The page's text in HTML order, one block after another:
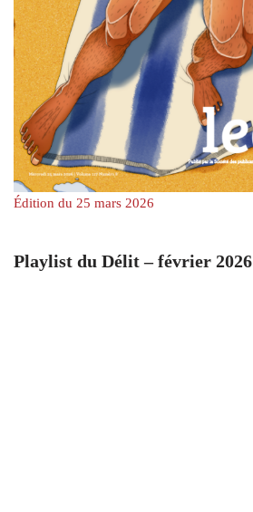
Édition du 25 mars 2026
Playlist du Délit – février 2026